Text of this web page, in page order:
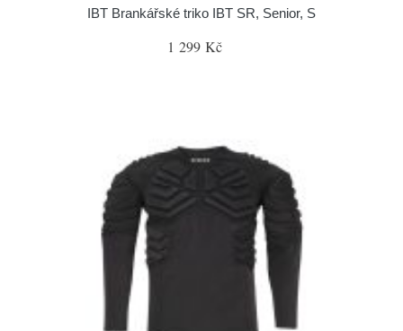
IBT Brankářské triko IBT SR, Senior, S
1 299 Kč